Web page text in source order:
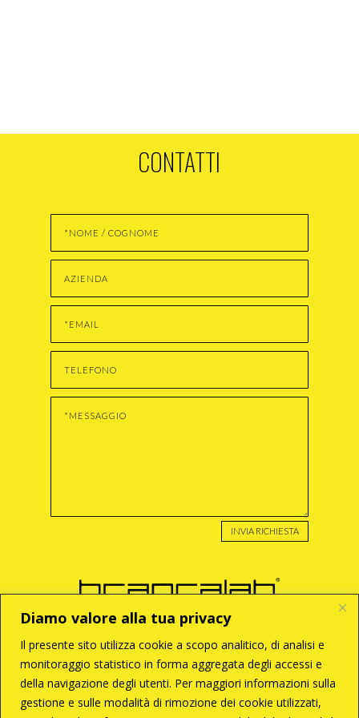
Diamo valore alla tua privacy
Il presente sito utilizza cookie a scopo analitico, di analisi e
monitoraggio statistico in forma aggregata degli accessi e
della navigazione degli utenti. Per maggiori informazioni sulla
gestione e sulle modalità di rimozione dei cookie utilizzati,
CONTATTI
INVIA RICHIESTA
BRANCA S.r.l
Via Enzo Tortora, 121
00188 – Roma